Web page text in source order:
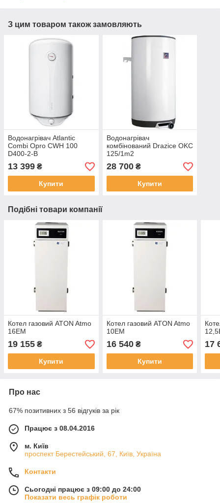
З цим товаром також замовляють
Водонагрівач Atlantic
Combi Opro CWH 100
D400-2-B
13 399 ₴
Купити
Водонагрівач
комбінований Drazice OKC
125/1m2
28 700₴
Купити
Подібні товари компанії
Котел газовий ATON Atmo
16ЕМ
19 155 ₴
Купити
Котел газовий ATON Atmo
10ЕМ
16 540₴
Купити
17
Про нас
67% позитивних з 56 відгуків за рік
Працює з 08.04.2016
м. Київ
проспект Берестейський, 67, Київ, Україна
Контакти
Сьогодні працює з 09:00 до 24:00
Показати весь графік роботи